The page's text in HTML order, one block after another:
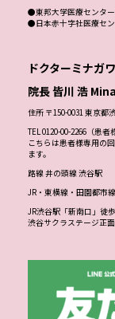
●東邦大学医療センタ
●日本赤十字社医療セ
ドクターミナガ
院長 皆川 浩
住所 〒150-0031 東京都
TEL 0120-00-2266（患者
こちらは患者様専用の
ます。
路線 井の頭線 渋谷駅
JR・東横線・田園都市
JR渋谷駅「新南口」徒
渋谷サクラステージ正面